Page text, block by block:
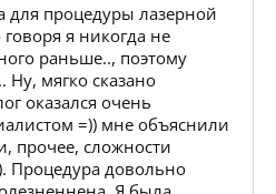
для процедуры лазерной
я никогда не
раньше.., поэтому
мягко сказано
оказался очень
=)) мне объяснили
прочее, сложности
Процедура довольно